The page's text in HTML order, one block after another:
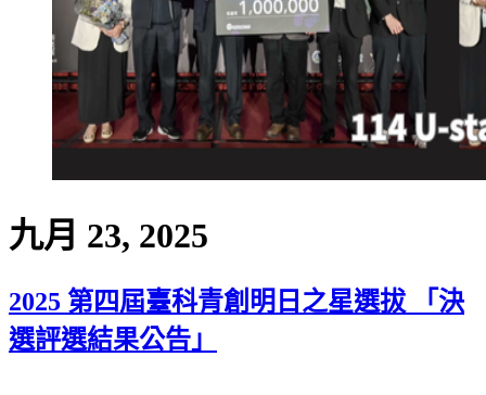
九月 23, 2025
2025 第四屆臺科青創明日之星選拔 「決
選評選結果公告」